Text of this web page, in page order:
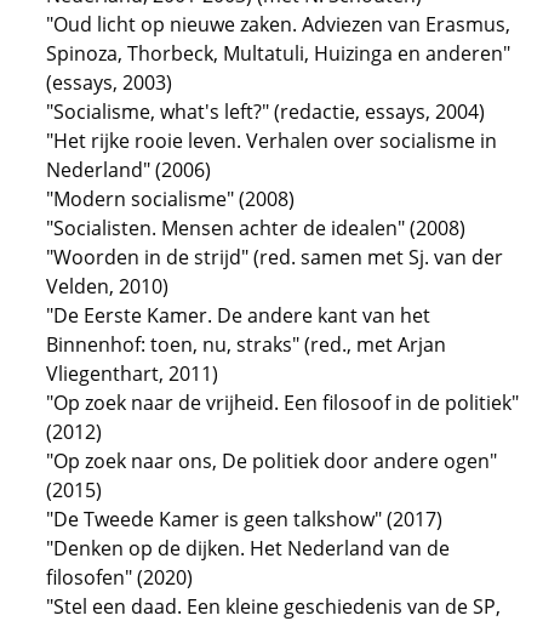
"Oud licht op nieuwe zaken. Adviezen van Erasmus,
Spinoza, Thorbeck, Multatuli, Huizinga en anderen"
(essays, 2003)
"Socialisme, what's left?" (redactie, essays, 2004)
"Het rijke rooie leven. Verhalen over socialisme in
Nederland" (2006)
"Modern socialisme" (2008)
"Socialisten. Mensen achter de idealen" (2008)
"Woorden in de strijd" (red. samen met Sj. van der
Velden, 2010)
"De Eerste Kamer. De andere kant van het
Binnenhof: toen, nu, straks" (red., met Arjan
Vliegenthart, 2011)
"Op zoek naar de vrijheid. Een filosoof in de politiek"
(2012)
"Op zoek naar ons, De politiek door andere ogen"
(2015)
"De Tweede Kamer is geen talkshow" (2017)
"Denken op de dijken. Het Nederland van de
filosofen" (2020)
"Stel een daad. Een kleine geschiedenis van de SP,